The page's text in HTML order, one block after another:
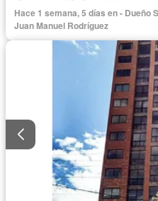
Electricidad
Estacionamiento
Garita de guardianía
Sin amoblar
Hace 1 semana, 5 días en - Dueño
Juan Manuel Rodríguez